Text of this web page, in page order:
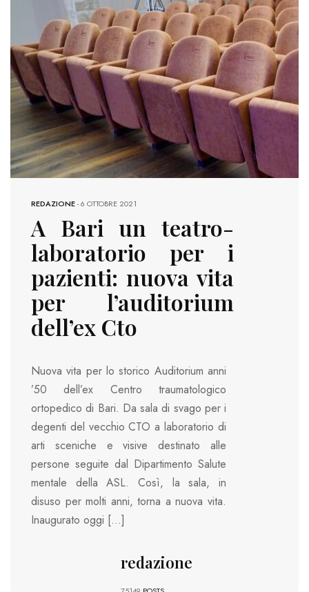
REDAZIONE-6 OTTOBRE 2021
A Bari un teatro-
laboratorio per i
pazienti: nuova vita
per l’auditorium
dell’ex Cto
Nuova vita per lo storico Auditorium anni
’50 dell’ex Centro traumatologico
ortopedico di Bari. Da sala di svago per i
degenti del vecchio CTO a laboratorio di
arti sceniche e visive destinato alle
persone seguite dal Dipartimento Salute
mentale della ASL. Così, la sala, in
disuso per molti anni, torna a nuova vita.
Inaugurato oggi […]
redazione